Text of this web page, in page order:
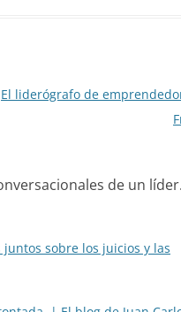
El liderógrafo de
de un líder.
sobre los juicios y las